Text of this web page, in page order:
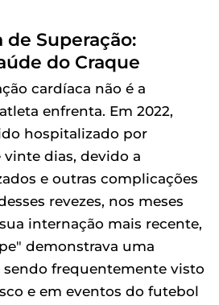
de Superação:
do Craque
cardíaca não é a
enfrenta. Em 2022,
hospitalizado por
dias, devido a
e outras complicações
revezes, nos meses
internação mais recente,
demonstrava uma
frequentemente visto
e em eventos do futebol